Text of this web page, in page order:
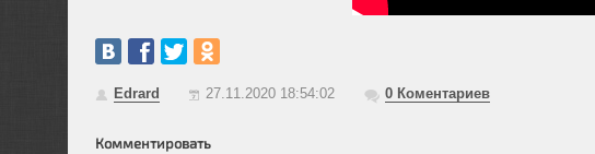
Edrard 27.11.2020 18:54:02 0Коментариев
Комментировать